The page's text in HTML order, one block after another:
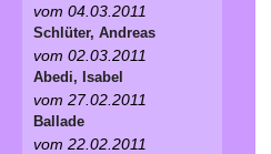
vom 04.03.2011
Schlüter, Andreas
vom 02.03.2011
Abedi, Isabel
vom 27.02.2011
Ballade
vom 22.02.2011